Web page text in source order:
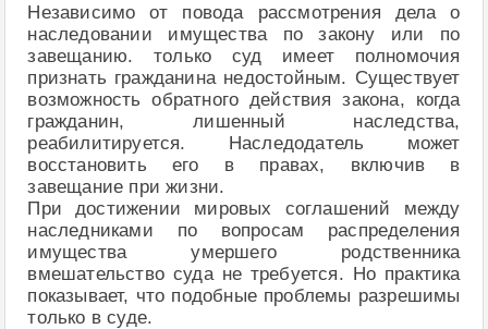
Независимо от повода рассмотрения дела о
наследовании имущества по закону или по
завещанию. только суд имеет полномочия
признать гражданина недостойным. Существует
возможность обратного действия закона, когда
гражданин, лишенный наследства,
реабилитируется. Наследодатель может
восстановить его в правах, включив в
завещание при жизни.
При достижении мировых соглашений между
наследниками по вопросам распределения
имущества умершего родственника
вмешательство суда не требуется. Но практика
показывает, что подобные проблемы разрешимы
только в суде.